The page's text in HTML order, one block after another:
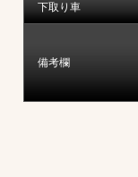
下取り車
備考欄